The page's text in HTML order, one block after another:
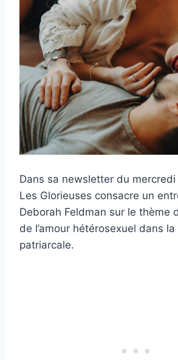
Dans sa newsletter du
Les Glorieuses consacre un
Deborah Feldman sur le thème
de l’amour hétérosexuel dans
patriarcale.